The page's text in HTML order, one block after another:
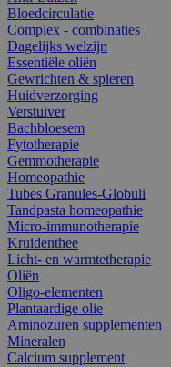
Bloedcirculatie
Complex - combinaties
Dagelijks welzijn
Essentiële oliën
Gewrichten & spieren
Huidverzorging
Verstuiver
Bachbloesem
Fytotherapie
Gemmotherapie
Homeopathie
Tubes Granules-Globuli
Tandpasta homeopathie
Micro-immunotherapie
Kruidenthee
Licht- en warmtetherapie
Oliën
Oligo-elementen
Plantaardige olie
Aminozuren supplementen
Mineralen
Calcium supplement